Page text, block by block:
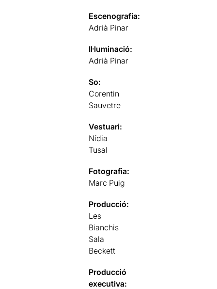
Escenografia:
Adrià Pinar
Il·luminació:
Adrià Pinar
So:
Corentin
Sauvetre
Vestuari:
Nídia
Tusal
Fotografia:
Marc Puig
Producció:
Les
Bianchis
Sala
Beckett
Producció
executiva: